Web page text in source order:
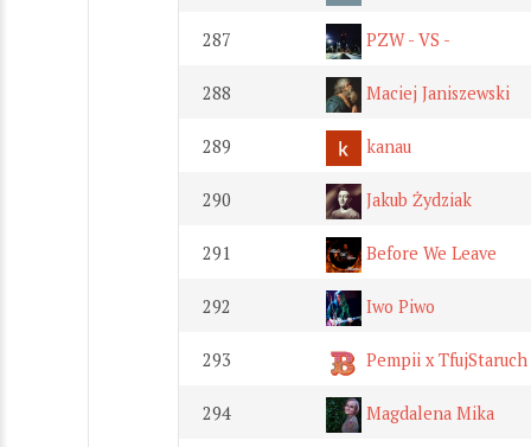
287 PZW - VS -
288 Maciej Janiszewski
289 kanau
290 Jakub Żydziak
291 Before We Leave
292 Iwo Piwo
293 Pempii x
294 Magdalena Mika